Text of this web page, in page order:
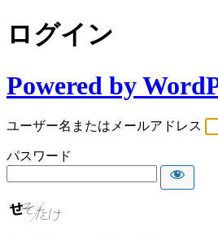
ログイン
Powered by
ユーザー名またはメールアドレス
パスワード